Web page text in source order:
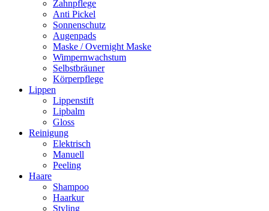
Zahnpflege
Anti Pickel
Sonnenschutz
Augenpads
Maske / Overnight Maske
Wimpernwachstum
Selbstbräuner
Körperpflege
Lippen
Lippenstift
Lipbalm
Gloss
Reinigung
Elektrisch
Manuell
Peeling
Haare
Shampoo
Haarkur
Styling